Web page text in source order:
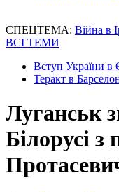
СПЕЦТЕМА: Війна в
ВСІ ТЕМИ
Вступ України в
Теракт в
Луганськ
Білорусі з